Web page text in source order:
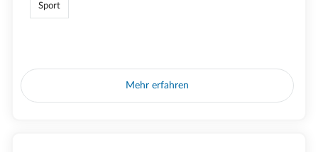
Sport
Mehr erfahren